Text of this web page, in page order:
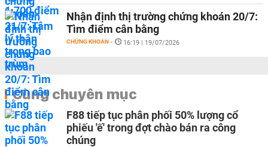
Nhận định thị trường chứng khoán 20/7:
Tìm điểm cân bằng
CHỨNG KHOÁN - 16:19 | 19/07/2026
Cùng chuyên mục
F88 tiếp tục phân phối 50% lượng cổ
phiếu 'ế' trong đợt chào bán ra công
chúng